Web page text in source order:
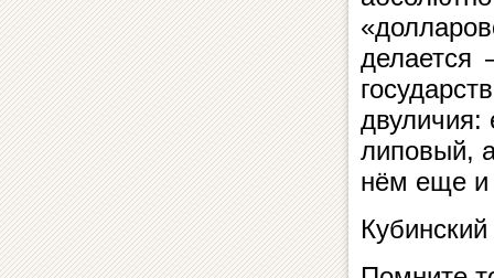
делается
двуличия:
липовый,
нём еще и